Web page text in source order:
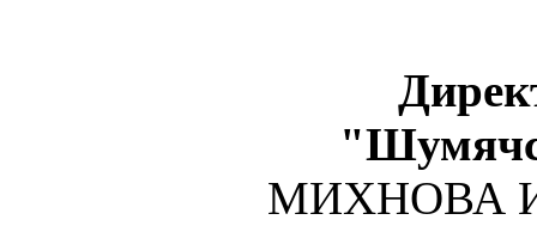
МИХНОВА